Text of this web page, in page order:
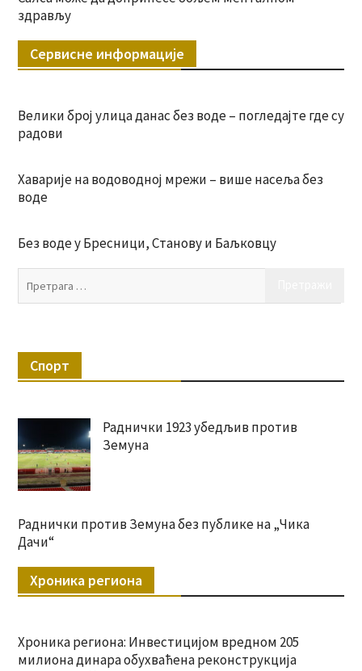
здрављу
Сервисне информације
Велики број улица данас без воде – погледајте где су
радови
Хаварије на водоводној мрежи – више насеља без
воде
Без воде у Бресници, Станову и Баљковцу
Спорт
Раднички 1923 убедљив против
Земуна
Раднички против Земуна без публике на „Чика
Дачи“
Хроника региона
Хроника региона: Инвестицијом вредном 205
милиона динара обухваћена реконструкција